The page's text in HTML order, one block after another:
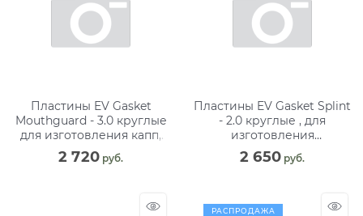
Пластины EV Gasket
Mouthguard - 3.0 круглые
для изготовления капп,
125 мм (8 шт)
2 720 руб.
Пластины EV Gasket Splint
- 2.0 круглые , для
изготовления
ортодонтических шин, 125
мм (12 шт)
2 650 руб.
РАСПРОДАЖА